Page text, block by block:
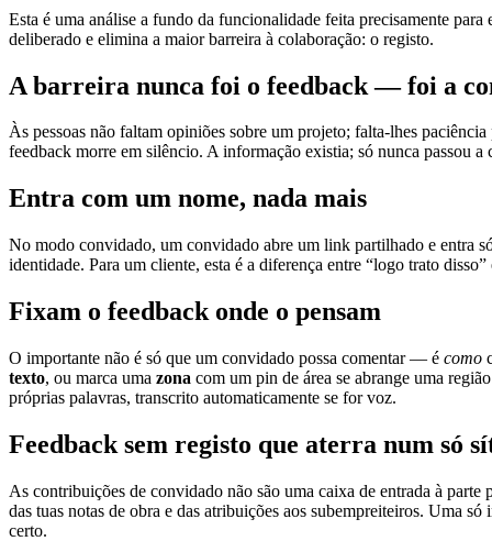
Esta é uma análise a fundo da funcionalidade feita precisamente para
deliberado e elimina a maior barreira à colaboração: o registo.
A barreira nunca foi o feedback — foi a
Às pessoas não faltam opiniões sobre um projeto; falta-lhes
feedback morre em silêncio. A informação existia; só nunca passou
Entra com um nome, nada mais
No modo convidado, um convidado abre um link partilhado e entra
identidade. Para um cliente, esta é a diferença entre “logo trato
Fixam o feedback onde o pensam
O importante não é só que um convidado possa comentar — é como
texto, ou marca uma zona com um pin de área se abrange uma
próprias palavras, transcrito automaticamente se for voz.
Feedback sem registo que aterra num só
As contribuições de convidado não são uma caixa de entrada à
das tuas notas de obra e das atribuições aos subempreiteiros. Uma
certo.